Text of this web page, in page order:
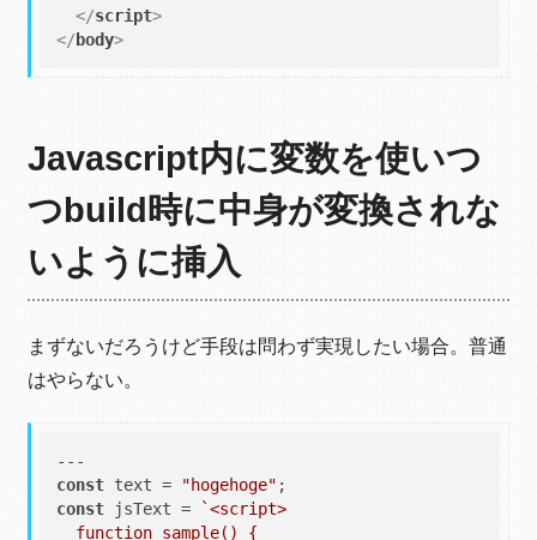
</script>
</ body>
Javascript内に変数を使いつ
つbuild時に中身が変換されな
いように挿入
まずないだろうけど手段は問わず実現したい場合。普通
はやらない。
const text = "hogehoge"
const jsText =
`<script>